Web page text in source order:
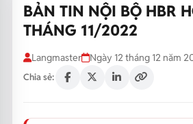
BẢN TIN NỘI BỘ HBR
THÁNG 11/2022
Langmaster Ngày 12 tháng 12 năm
Chia sẻ: